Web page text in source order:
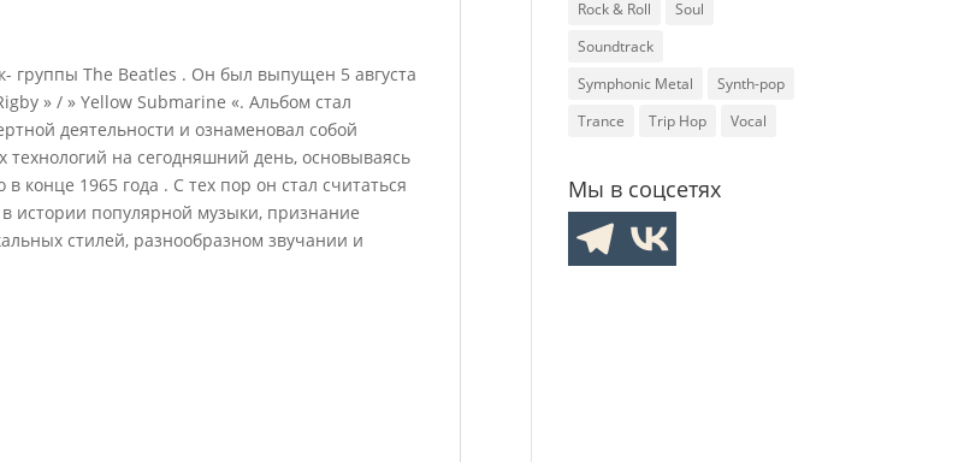
группы The Beatles . Он был выпущен 5 августа
» / » Yellow Submarine «. Альбом стал
деятельности и ознаменовал собой
на сегодняшний день, основываясь
конце 1965 года . С тех пор он стал считаться
истории популярной музыки, признание
стилей, разнообразном звучании и
Rock & Roll
Soul
Soundtrack
Symphonic Metal
Synth-pop
Trance
Trip Hop Vocal
Мы в соцсетях